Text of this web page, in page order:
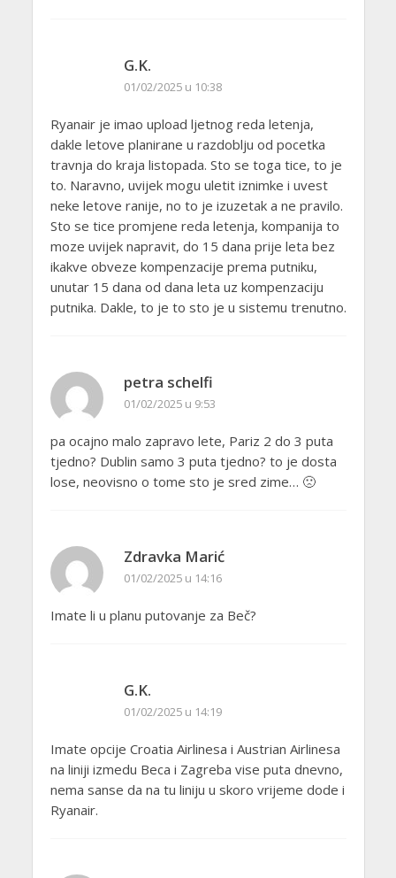
G.K.
01/02/2025 u 10:38
Ryanair je imao upload ljetnog reda letenja,
dakle letove planirane u razdoblju od pocetka
travnja do kraja listopada. Sto se toga tice, to je
to. Naravno, uvijek mogu uletit iznimke i uvest
neke letove ranije, no to je izuzetak a ne pravilo.
Sto se tice promjene reda letenja, kompanija to
moze uvijek napravit, do 15 dana prije leta bez
ikakve obveze kompenzacije prema putniku,
unutar 15 dana od dana leta uz kompenzaciju
putnika. Dakle, to je to sto je u sistemu trenutno.
petra schelfi
01/02/2025 u 9:53
pa ocajno malo zapravo lete, Pariz 2 do 3 puta
tjedno? Dublin samo 3 puta tjedno? to je dosta
lose, neovisno o tome sto je sred zime… 🙁
Zdravka Marić
01/02/2025 u 14:16
Imate li u planu putovanje za Beč?
G.K.
01/02/2025 u 14:19
Imate opcije Croatia Airlinesa i Austrian Airlinesa
na liniji izmedu Beca i Zagreba vise puta dnevno,
nema sanse da na tu liniju u skoro vrijeme dode i
Ryanair.